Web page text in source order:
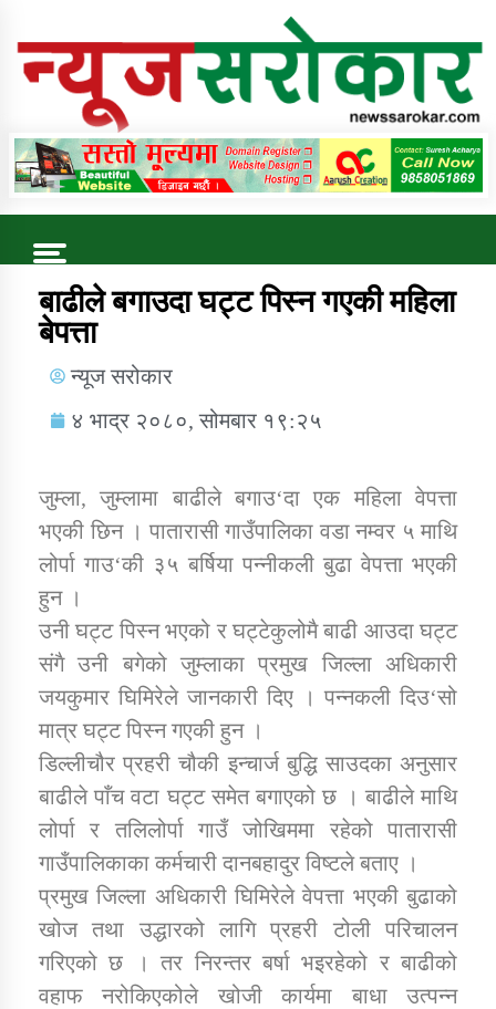
Online News Portal
Trending Now
कुषि बिकास कार्यालय जुम्ला सुचना सन्देश
डिभिजन कार्यालय जुम्लाको सुचना सन्देश
कर्णाली प्रविधि शिक्षालय जुम्लाको सुचना
सामाजिक बिकास कार्यालय जुम्लाकाे सुचना
बाढीले बगाउदा घट्ट पिस्न गएकी महिला
बेपत्ता
न्यूज सरोकार
४ भाद्र २०८०, सोमबार १९:२५
जुम्ला, जुम्लामा बाढीले बगाउ‘दा एक महिला वेपत्ता
भएकी छिन । पातारासी गाउँपालिका वडा नम्वर ५ माथि
लोर्पा गाउ‘की ३५ बर्षिया पन्नीकली बुढा वेपत्ता भएकी
हुन ।
उनी घट्ट पिस्न भएको र घट्टेकुलोमै बाढी आउदा घट्ट
संगै उनी बगेको जुम्लाका प्रमुख जिल्ला अधिकारी
जयकुमार घिमिरेले जानकारी दिए । पन्नकली दिउ‘सो
मात्र घट्ट पिस्न गएकी हुन ।
डिल्लीचौर प्रहरी चौकी इन्चार्ज बुद्धि साउदका अनुसार
बाढीले पाँच वटा घट्ट समेत बगाएको छ । बाढीले माथि
लोर्पा र तलिलोर्पा गाउँ जोखिममा रहेको पातारासी
गाउँपालिकाका कर्मचारी दानबहादुर विष्टले बताए ।
प्रमुख जिल्ला अधिकारी घिमिरेले वेपत्ता भएकी बुढाको
खोज तथा उद्धारको लागि प्रहरी टोली परिचालन
गरिएको छ । तर निरन्तर बर्षा भइरहेको र बाढीको
वहाफ नरोकिएकोले खोजी कार्यमा बाधा उत्पन्न